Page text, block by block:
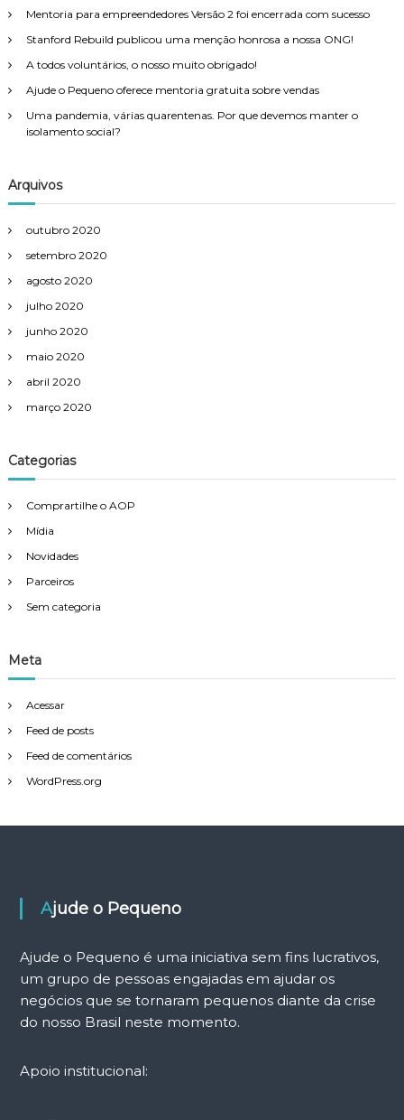
s
a
r
o
r
r
Mentoria para empreendedores Versão 2 foi encerrada com sucesso
Stanford Rebuild publicou uma menção honrosa a nossa ONG!
A todos voluntários, o nosso muito obrigado!
Ajude o Pequeno oferece mentoria gratuita sobre vendas
Uma pandemia, várias quarentenas. Por que devemos manter o
isolamento social?
Arquivos
outubro 2020
setembro 2020
agosto 2020
julho 2020
junho 2020
maio 2020
abril 2020
março 2020
Categorias
Comprartilhe o AOP
Mídia
Novidades
Parceiros
Sem categoria
Meta
Acessar
Feed de posts
Feed de comentários
WordPress.org
Ajude o Pequeno
Ajude o Pequeno é uma iniciativa sem fins lucrativos,
um grupo de pessoas engajadas em ajudar os
negócios que se tornaram pequenos diante da crise
do nosso Brasil neste momento.
Apoio institucional: